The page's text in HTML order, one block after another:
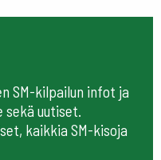
SM-kilpailun infot ja
sekä uutiset.
kaikkia SM-kisoja